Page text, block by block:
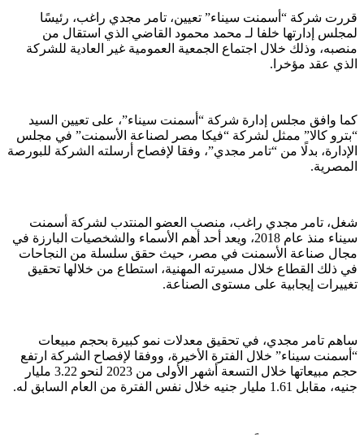
قررت شركة “أسمنت سيناء” تعيين، تامر مجدي راغب، رئيسًا
لمجلس إدارتها خلفا لـ محمد محمود القاضي الذي استقال من
منصبه، وذلك خلال اجتماع الجمعية العمومية غير العادية للشركة
الذي عقد مؤخرا.
كما وافق مجلس إدارة شركة “أسمنت سيناء”، على تعيين السيد
“بترو كالا” ممثل لشركة “فيكا مصر لصناعة الأسمنت” في مجلس
الإدارة، بدلًا من “تامر مجدي”، وفقا لإفصاح أرسلته الشركة للبورصة
المصرية.
شغل، تامر مجدي راغب، منصب العضو المنتدب لشركة أسمنت
سيناء منذ عام 2018، ويعد أحد أهم الأسماء والشخصيات البارزة في
مجال صناعة الأسمنت في مصر، حيث حقق سلسلة من النجاحات
في ذلك القطاع خلال مسيرته المهنية، استطاع من خلالها تحقيق
تغييرات إيجابية على مستوى الصناعة.
ساهم تامر مجدي، في تحقيق معدلات نمو كبيرة بحجم مبيعات
“أسمنت سيناء” خلال الفترة الأخيرة، ووفقا لإفصاح الشركة ارتفع
حجم مبيعاتها خلال التسعة أشهر الأولى من 2023 لنحو 3.22 مليار
جنيه، مقابل 1.61 مليار جنيه خلال نفس الفترة من العام السابق له.